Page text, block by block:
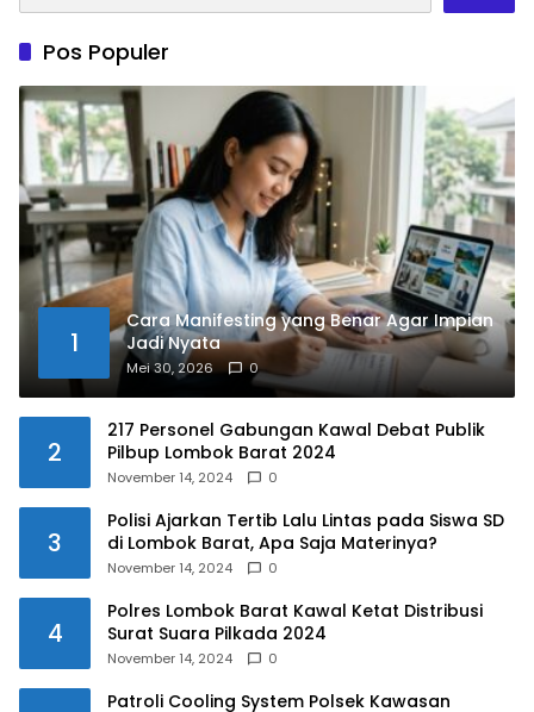
Pos Populer
1
Cara Manifesting yang Benar Agar Impian
Jadi Nyata
Mei 30, 2026 0
2
217 Personel Gabungan Kawal Debat Publik
Pilbup Lombok Barat 2024
November 14, 2024 0
3
Polisi Ajarkan Tertib Lalu Lintas pada Siswa SD
di Lombok Barat, Apa Saja Materinya?
November 14, 2024 0
4
Polres Lombok Barat Kawal Ketat Distribusi
Surat Suara Pilkada 2024
November 14, 2024 0
Patroli Cooling System Polsek Kawasan